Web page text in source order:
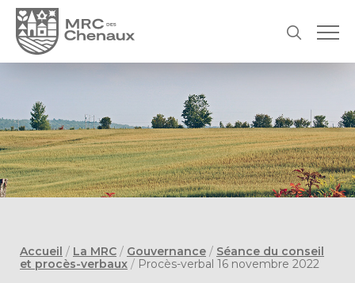
Accueil / La MRC / Gouvernance / Séance du conseil
et procès-verbaux / Procès-verbal 16 novembre 2022